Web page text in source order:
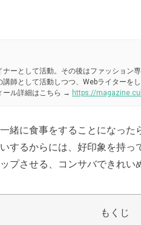
ナーとして活動。その後はファッション
講師として活動しつつ、Webライターを
ール詳細はこちら → https://
緒に食事をすることになった
するからには、好印象を持っ
プさせる、コンサバできれい
もくじ